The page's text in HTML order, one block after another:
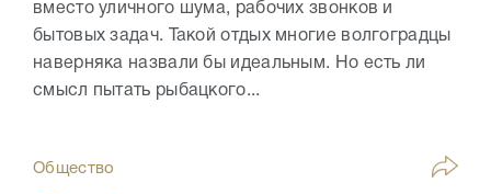
вместо уличного шума, рабочих звонков и
бытовых задач. Такой отдых многие волгоградцы
наверняка назвали бы идеальным. Но есть ли
смысл пытать рыбацкого...
Общество